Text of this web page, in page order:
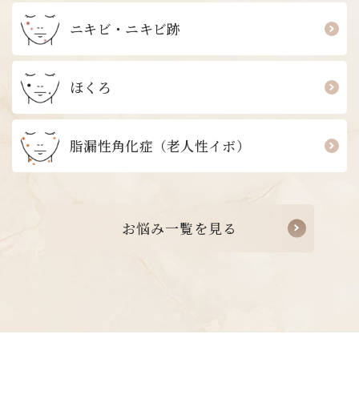
ニキビ・ニキビ跡
ほくろ
脂漏性角化症 （老人性イボ）
お悩み一覧を 見る